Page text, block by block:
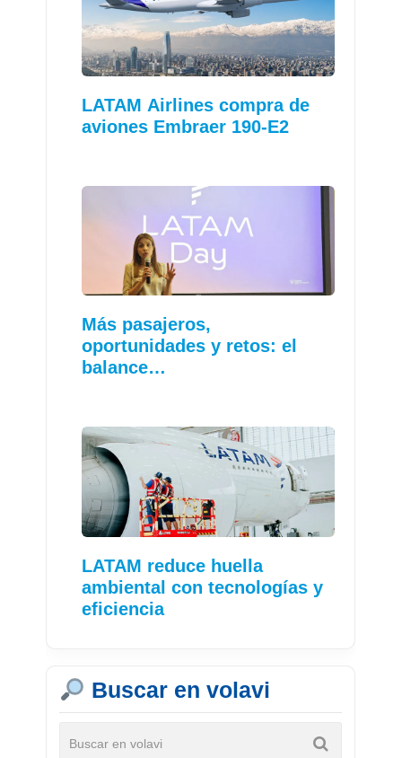
LATAM Airlines compra de
aviones Embraer 190-E2
Más pasajeros,
oportunidades y retos: el
balance…
LATAM reduce huella
ambiental con tecnologías y
eficiencia
Buscar en volavi